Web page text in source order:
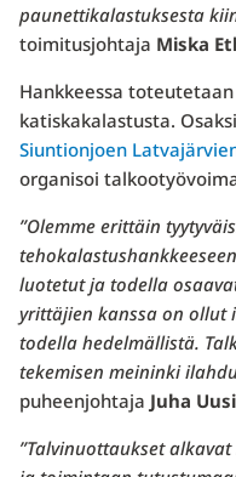
paunettikalastuksesta
toimitusjohtaja Miska
Hankkeessa
katiskakalastusta.
Siuntionjoen
organisoi
”Olemme erittäin
luotetut ja todella
yrittäjien kanssa on ollut
todella hedelmällistä.
tekemisen meininki
puheenjohtaja Juha
”Talvinuottaukset